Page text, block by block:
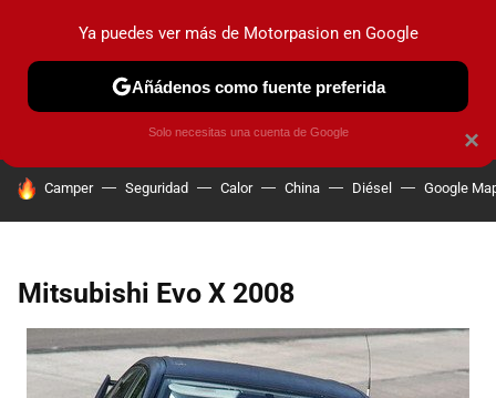
PRUEBAS COCHES ELÉCTRICOS OBSERVATORIO
HOY SE HABLA DE
Camper Seguridad Calor China Diésel Google
Mitsubishi Evo X 2008
×
Ya puedes ver más de Motorpasion en Google
Añádenos como fuente preferida
Solo necesitas una cuenta de Google